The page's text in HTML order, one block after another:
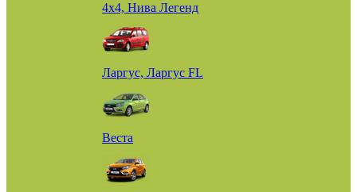
4х4, Нива Легенд
Ларгус, Ларгус FL
Веста